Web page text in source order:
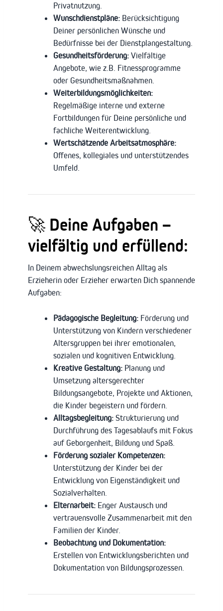
Privatnutzung.
Wunschdienstpläne: Berücksichtigung
Deiner persönlichen Wünsche und
Bedürfnisse bei der Dienstplangestaltung.
Gesundheitsförderung: Vielfältige
Angebote, wie z.B. Fitnessprogramme
oder Gesundheitsmaßnahmen.
Weiterbildungsmöglichkeiten:
Regelmäßige interne und externe
Fortbildungen für Deine persönliche und
fachliche Weiterentwicklung.
Wertschätzende Arbeitsatmosphäre:
Offenes, kollegiales und unterstützendes
Umfeld.
🚀 Deine Aufgaben –
vielfältig und erfüllend:
In Deinem abwechslungsreichen Alltag als
Erzieherin oder Erzieher erwarten Dich spannende
Aufgaben:
Pädagogische Begleitung: Förderung und
Unterstützung von Kindern verschiedener
Altersgruppen bei ihrer emotionalen,
sozialen und kognitiven Entwicklung.
Kreative Gestaltung: Planung und
Umsetzung altersgerechter
Bildungsangebote, Projekte und Aktionen,
die Kinder begeistern und fördern.
Alltagsbegleitung: Strukturierung und
Durchführung des Tagesablaufs mit Fokus
auf Geborgenheit, Bildung und Spaß.
Förderung sozialer Kompetenzen:
Unterstützung der Kinder bei der
Entwicklung von Eigenständigkeit und
Sozialverhalten.
Elternarbeit: Enger Austausch und
vertrauensvolle Zusammenarbeit mit den
Familien der Kinder.
Beobachtung und Dokumentation:
Erstellen von Entwicklungsberichten und
Dokumentation von Bildungsprozessen.